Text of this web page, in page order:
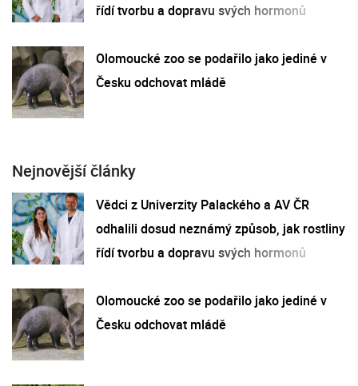
řídí tvorbu a dopravu svých hormonů
Olomoucké zoo se podařilo jako jediné v
Česku odchovat mládě
Nejnovější články
Vědci z Univerzity Palackého a AV ČR
odhalili dosud neznámý způsob, jak rostliny
řídí tvorbu a dopravu svých hormonů
Olomoucké zoo se podařilo jako jediné v
Česku odchovat mládě